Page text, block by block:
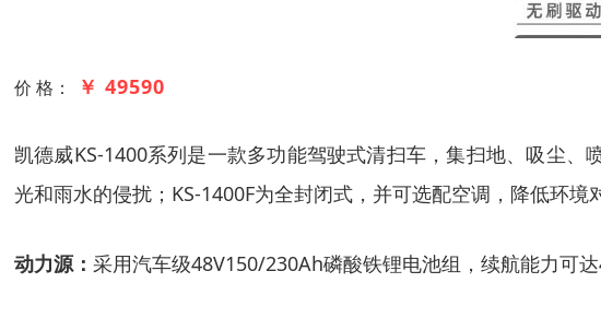
价 格： ￥ 49590
凯德威KS-1400系列是一款多功能驾驶式清扫车 ，集扫地、吸尘、
光和雨水的侵扰；KS-1400F为全封闭式，并可选配空调，降低环境
动力源： 采用汽车级48V150/230Ah磷酸铁锂电池组，续航能力可达